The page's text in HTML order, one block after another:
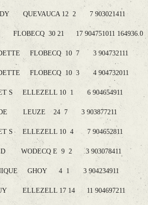
QUEVAUCA 12 2 7 903021411
FLOBECQ 30 21 17 904751011 164936.0
FLOBECQ 10 7 3 904732111
FLOBECQ 10 3 4 904732011
ET S ELLEZELL 10 1 6 904654911
LEUZE 24 7 3 903877211
ET S ELLEZELL 10 4 7 904652811
WODECQ E 9 2 3 903078411
GHOY 4 1 3 904234911
ELLEZELL 17 14 11 904697211